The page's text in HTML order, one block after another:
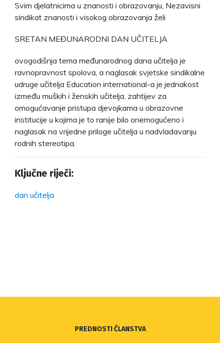
Svim djelatnicima u znanosti i obrazovanju, Nezavisni
sindikat znanosti i visokog obrazovanja želi
SRETAN MEĐUNARODNI DAN UČITELJA
ovogodišnja tema međunarodnog dana učitelja je
ravnopravnost spolova, a naglasak svjetske sindikalne
udruge učitelja Education international-a je jednakost
između muških i ženskih učitelja, zahtijev za
omogućavanje pristupa djevojkama u obrazovne
institucije u kojima je to ranije bilo onemogućeno i
naglasak na vrijedne priloge učitelja u nadvladavanju
rodnih stereotipa.
Ključne riječi:
dan učitelja
PREDNOSTI ČLANSTVA